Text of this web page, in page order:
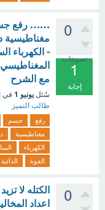
0
تصويتات
1
إجابة
…… رفع
مغناطيسية
- الكهرباء
المغناطيسي
مع الشرح
سُئل يونيو 1 في
طالب التميز
رفع جسم
مغناطيسية
الكهرباء
القوة
الذائبة
0
الكتله لا
اعداد